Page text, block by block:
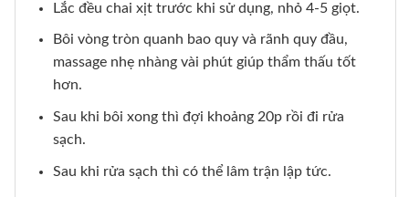
Lắc đều chai xịt trước khi sử dụng, nhỏ 4-5 giọt.
Bôi vòng tròn quanh bao quy và rãnh quy đầu,
massage nhẹ nhàng vài phút giúp thẩm thấu tốt
hơn.
Sau khi bôi xong thì đợi khoảng 20p rồi đi rửa
sạch.
Sau khi rửa sạch thì có thể lâm trận lập tức.